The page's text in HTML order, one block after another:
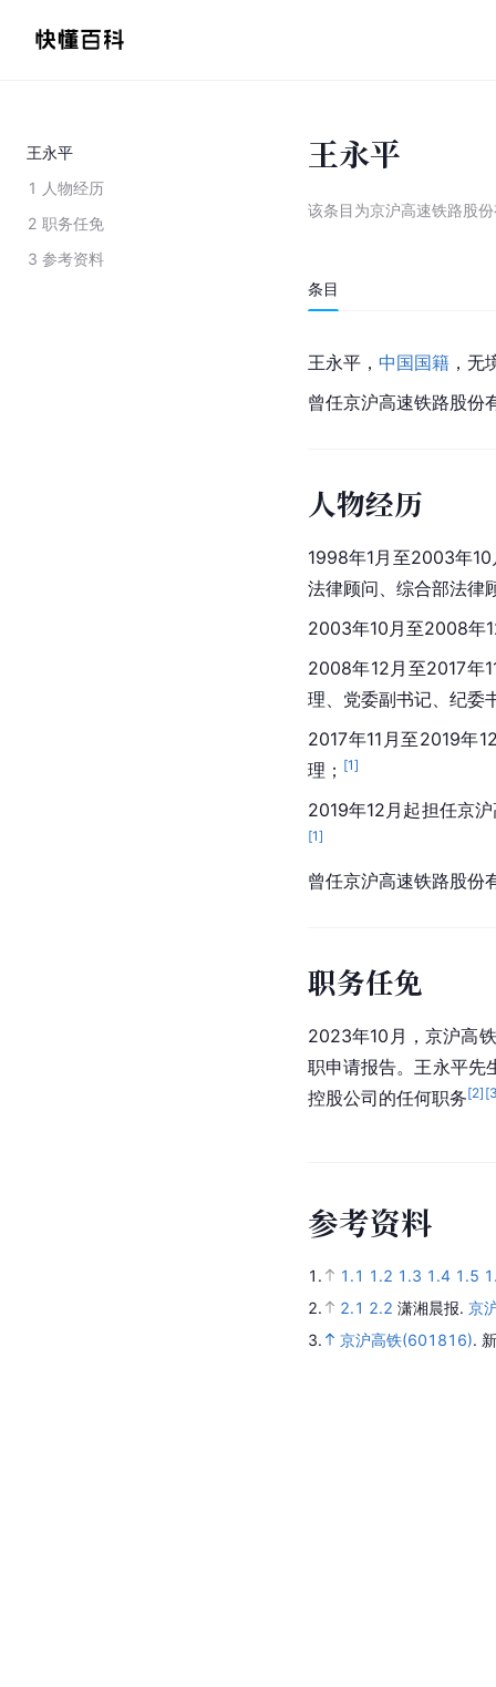
王永平
1 人物经历
2 职务任免
3 参考资料
王永平
该条目为京沪高速铁路股
条目
王永平， 中国国籍 ，
曾任京沪高速铁路股份
人物经历
1998年1月至2003年
法律顾问、综合部法律
2003年10月至2008年
2008年12月至2017年
理、党委副书记、纪委
2017年11月至2019年
理； [1]
2019年12月起担任京
[1]
曾任京沪高速铁路股份
职务任免
2023年10月，京沪高铁
职申请报告。王永平先
控股公司的任何职务[2] [
参考资料
1. 1.1 1.2 1.3 1.4 1.5
2.
2.1 2.2 潇湘晨报. 京
3.
京沪高铁(601816).